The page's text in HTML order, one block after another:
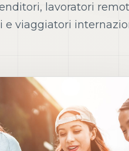
lavoratori
e viaggiatori